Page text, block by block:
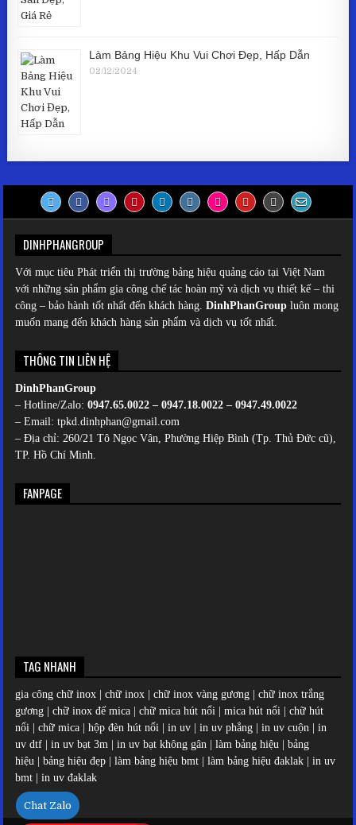
Chat Zalo
Làm Bảng Hiệu Khu Vui Chơi Đẹp, Hấp Dẫn
02/12/2024
DINHPHANGROUP
Với mục tiêu Phát triển thị trường bảng hiệu quảng cáo tại Việt Nam
với những sản phẩm gia công chế tác hoàn mỹ và dịch vụ thiết kế – thi
công – bảo hành tốt nhất đến khách hàng.DinhPhanGroup luôn mong
muốn mang đến khách hàng sản phẩm và dịch vụ tốt nhất.
THÔNG TIN LIÊN HỆ
DinhPhanGroup
– Hotline/Zalo:0947.65.0022 – 0947.18.0022 – 0947.49.0022
– Email: tpkd.dinhphan@gmail.com
– Địa chỉ: 260/21 Tô Ngọc Vân, Phường Hiệp Bình (Tp. Thủ Đức cũ),
TP. Hồ Chí Minh.
FANPAGE
TAG NHANH
gia công chữ inox |chữ inox |chữ inox vàng gương |chữ inox trắng
gương |chữ inox đế mica |chữ mica hút nổi |mica hút nổi |chữ hút
nổi |chữ mica |hộp đèn hút nổi |in uv |in uv phẳng |in uv cuộn |in
uv dtf |in uv bạt 3m |in uv bạt không gân |làm bảng hiệu |bảng
hiệu |bảng hiệu đẹp |làm bảng hiệu bmt |làm bảng hiệu đaklak |in uv
bmt |in uv đaklak